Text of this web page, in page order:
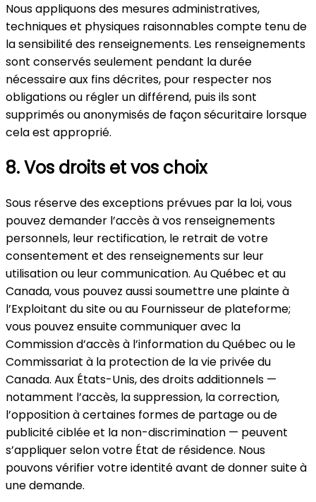
Nous appliquons des mesures administratives,
techniques et physiques raisonnables compte tenu de
la sensibilité des renseignements. Les renseignements
sont conservés seulement pendant la durée
nécessaire aux fins décrites, pour respecter nos
obligations ou régler un différend, puis ils sont
supprimés ou anonymisés de façon sécuritaire lorsque
cela est approprié.
8. Vos droits et vos choix
Sous réserve des exceptions prévues par la loi, vous
pouvez demander l’accès à vos renseignements
personnels, leur rectification, le retrait de votre
consentement et des renseignements sur leur
utilisation ou leur communication. Au Québec et au
Canada, vous pouvez aussi soumettre une plainte à
l’Exploitant du site ou au Fournisseur de plateforme;
vous pouvez ensuite communiquer avec la
Commission d’accès à l’information du Québec ou le
Commissariat à la protection de la vie privée du
Canada. Aux États-Unis, des droits additionnels —
notamment l’accès, la suppression, la correction,
l’opposition à certaines formes de partage ou de
publicité ciblée et la non-discrimination — peuvent
s’appliquer selon votre État de résidence. Nous
pouvons vérifier votre identité avant de donner suite à
une demande.